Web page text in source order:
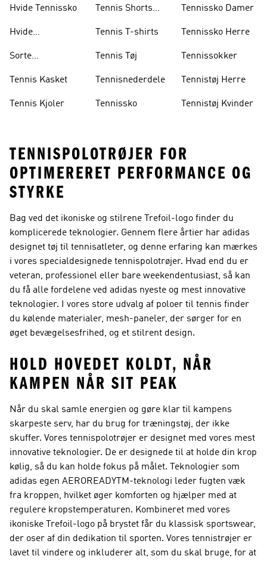
Hvide Tennissko
Hvide
Sorte
Tennis Kasket
Tennis Kjoler
Tennis Shorts
Tennis T-shirts
Tennis Tøj
Tennisnederdele
Tennissko
Tennissko Damer
Tennissko Herre
Tennissokker
Tennistøj Herre
Tennistøj Kvinder
TENNISPOLOTRØJER FOR
OPTIMERERET PERFORMANCE OG
STYRKE
Bag ved det ikoniske og stilrene Trefoil-logo finder du
komplicerede teknologier. Gennem flere årtier har adidas
designet tøj til tennisatleter, og denne erfaring kan mærkes
i vores specialdesignede tennispolotrøjer. Hvad end du er
veteran, professionel eller bare weekendentusiast, så kan
du få alle fordelene ved adidas nyeste og mest innovative
teknologier. I vores store udvalg af poloer til tennis finder
du kølende materialer, mesh-paneler, der sørger for en
øget bevægelsesfrihed, og et stilrent design.
HOLD HOVEDET KOLDT, NÅR
KAMPEN NÅR SIT PEAK
Når du skal samle energien og gøre klar til kampens
skarpeste serv, har du brug for træningstøj, der ikke
skuffer. Vores tennispolotrøjer er designet med vores mest
innovative teknologier. De er designede til at holde din krop
kølig, så du kan holde fokus på målet. Teknologier som
adidas egen AEROREADYTM-teknologi leder fugten væk
fra kroppen, hvilket øger komforten og hjælper med at
regulere kropstemperaturen. Kombineret med vores
ikoniske Trefoil-logo på brystet får du klassisk sportswear,
der oser af din dedikation til sporten. Vores tennistrøjer er
lavet til vindere og inkluderer alt, som du skal bruge, for at